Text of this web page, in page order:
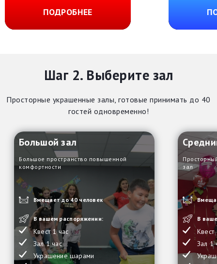
ПОДРОБНЕЕ
Шаг 2. Выберите зал
Просторные украшенные залы, готовые принимать до 40
гостей одновременно!
Большой зал
Большое пространство повышенной
комфортности
Вмещает до 40 человек
В вашем распоряжении:
Квест 1 час
Зал 1 час
Украшение шарами
зал
В
Квест
Зал 1